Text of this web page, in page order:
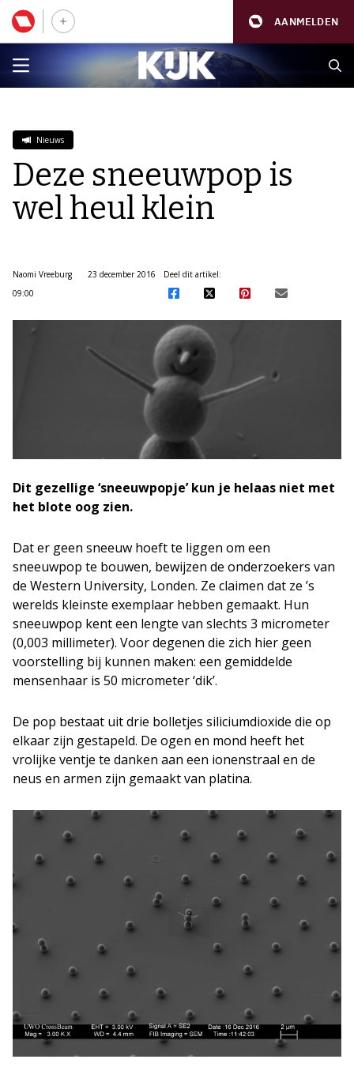
AANMELDEN
Nieuws
Deze sneeuwpop is
wel heul klein
Naomi Vreeburg
23 december 2016
09:00
Deel dit artikel:
Dit gezellige ‘sneeuwpopje’ kun je helaas niet met
het blote oog zien.
Dat er geen sneeuw hoeft te liggen om een
sneeuwpop te bouwen, bewijzen de onderzoekers van
de Western University, Londen. Ze claimen dat ze ’s
werelds kleinste exemplaar hebben gemaakt. Hun
sneeuwpop kent een lengte van slechts 3 micrometer
(0,003 millimeter). Voor degenen die zich hier geen
voorstelling bij kunnen maken: een gemiddelde
mensenhaar is 50 micrometer ‘dik’.
De pop bestaat uit drie bolletjes siliciumdioxide die op
elkaar zijn gestapeld. De ogen en mond heeft het
vrolijke ventje te danken aan een ionenstraal en de
neus en armen zijn gemaakt van platina.